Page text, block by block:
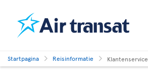
Startpagina Reisinformatie Klantenservice